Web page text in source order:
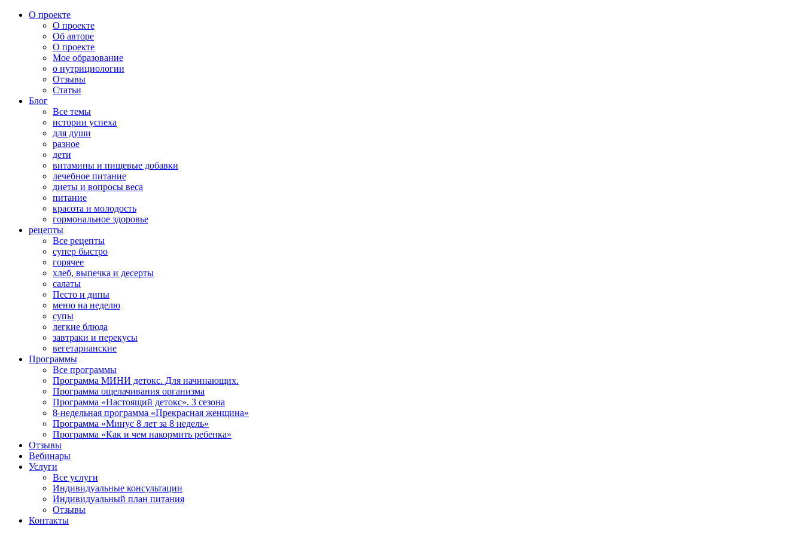
О проекте
О проекте
Об авторе
О проекте
Мое образование
о нутрициологии
Отзывы
Статьи
Блог
Все темы
истории успеха
для души
разное
дети
витамины и пищевые добавки
лечебное питание
диеты и вопросы веса
питание
красота и молодость
гормональное здоровье
рецепты
Все рецепты
супер быстро
горячее
хлеб, выпечка и десерты
салаты
Песто и дипы
меню на неделю
супы
легкие блюда
завтраки и перекусы
вегетарианские
Программы
Все программы
Программа МИНИ детокс. Для начинающих.
Программа ощелачивания организма
Программа «Настоящий детокс». 3 сезона
8-недельная программа «Прекрасная женщина»
Программа «Минус 8 лет за 8 недель»
Программа «Как и чем накормить ребенка»
Отзывы
Вебинары
Услуги
Все услуги
Индивидуальные консультации
Индивидуальный план питания
Отзывы
Контакты